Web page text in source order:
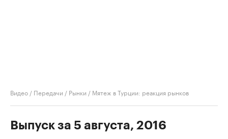
Видео / Передачи / Рынки / Мятеж в Турции: реакция рынков
Выпуск за 5 августа, 2016